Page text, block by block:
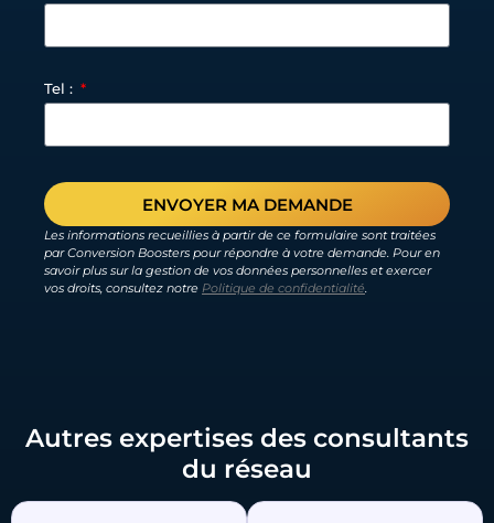
Tel :
ENVOYER MA DEMANDE
Les informations recueillies à partir de ce formulaire sont traitées
par Conversion Boosters pour répondre à votre demande. Pour en
savoir plus sur la gestion de vos données personnelles et exercer
vos droits, consultez notre Politique de confidentialité.
Autres expertises des consultants
du réseau